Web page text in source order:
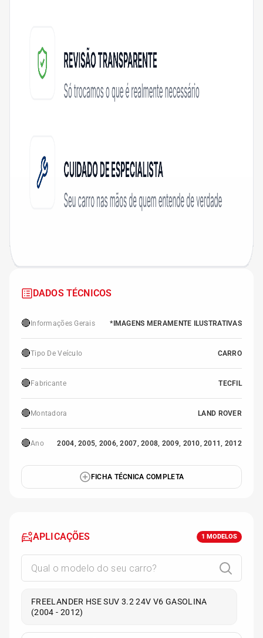
DADOS TÉCNICOS
🔴 Informações Gerais *IMAGENS MERAMENTE ILUSTRATIVAS
🔴Tipo De Veículo CARRO
🔴 Fabricante TECFIL
🔴 Montadora LAND ROVER
🔴Ano 2004, 2005, 2006, 2007, 2008, 2009, 2010, 2011, 2012
FICHA TÉCNICA COMPLETA
APLICAÇÕES 1 MODELOS
FREELANDER HSE SUV 3.2 24V V6 GASOLINA
(2004 - 2012)